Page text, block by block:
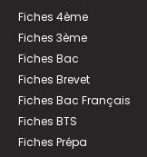
Fiches 4ème
Fiches 3ème
Fiches Bac
Fiches Brevet
Fiches Bac Français
Fiches BTS
Fiches Prépa